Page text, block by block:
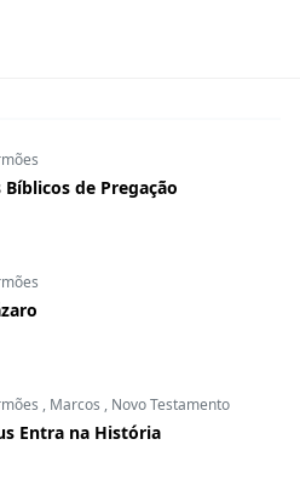
Bíblicos de Pregação
, Marcos , Novo Testamento
Entra na História